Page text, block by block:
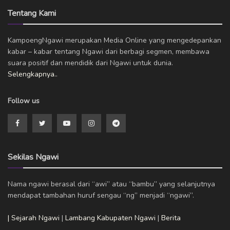
Tentang Kami
KampoengNgawi merupakan Media Online yang mengedepankan
kabar – kabar tentang Ngawi dari berbagi segmen, membawa
suara positif dan mendidik dari Ngawi untuk dunia.
Selengkapnya..
Follow us
Sekilas Ngawi
Nama ngawi berasal dari “awi” atau “bambu” yang selanjutnya
mendapat tambahan huruf sengau “ng” menjadi “ngawi”.
| Sejarah Ngawi | Lambang Kabupaten Ngawi | Berita